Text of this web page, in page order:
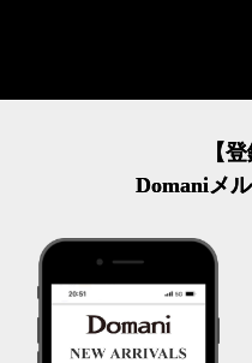
【
Domaniメ